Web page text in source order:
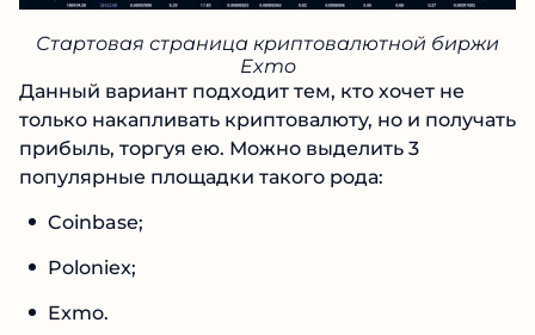
Стартовая страница криптовалютной биржи
Exmo
Данный вариант подходит тем, кто хочет не
только накапливать криптовалюту, но и получать
прибыль, торгуя ею. Можно выделить 3
популярные площадки такого рода:
Coinbase;
Poloniex;
Exmo.